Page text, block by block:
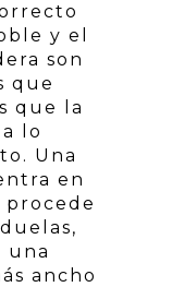
y el
son
que
que la
lo
Una
en
procede
una
ancho